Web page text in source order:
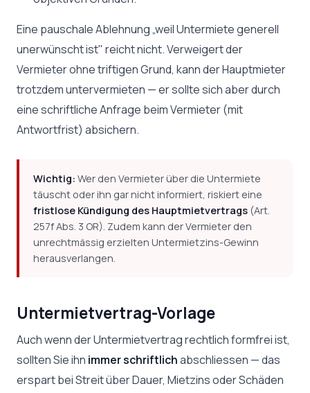
Eine pauschale Ablehnung „weil Untermiete generell
unerwünscht ist" reicht nicht. Verweigert der
Vermieter ohne triftigen Grund, kann der Hauptmieter
trotzdem untervermieten — er sollte sich aber durch
eine schriftliche Anfrage beim Vermieter (mit
Antwortfrist) absichern.
Wichtig: Wer den Vermieter über die Untermiete
täuscht oder ihn gar nicht informiert, riskiert eine
fristlose Kündigung des Hauptmietvertrags (Art.
257f Abs. 3 OR). Zudem kann der Vermieter den
unrechtmässig erzielten Untermietzins-Gewinn
herausverlangen.
Untermietvertrag-Vorlage
Auch wenn der Untermietvertrag rechtlich formfrei ist,
sollten Sie ihn immer schriftlichabschliessen — das
erspart bei Streit über Dauer, Mietzins oder Schäden